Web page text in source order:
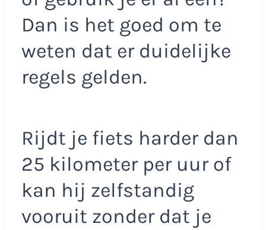
Dan is het goed om te
weten dat er duidelijke
regels gelden.
Rijdt je fiets harder dan
25 kilometer per uur of
kan hij zelfstandig
vooruit zonder dat je